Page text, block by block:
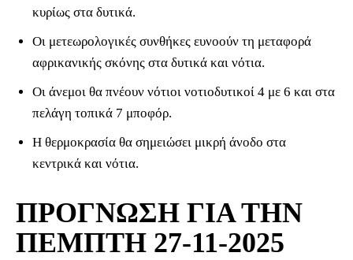
κυρίως στα δυτικά.
Οι μετεωρολογικές συνθήκες ευνοούν τη μεταφορά
αφρικανικής σκόνης στα δυτικά και νότια.
Οι άνεμοι θα πνέουν νότιοι νοτιοδυτικοί 4 με 6 και στα
πελάγη τοπικά 7 μποφόρ.
Η θερμοκρασία θα σημειώσει μικρή άνοδο στα
κεντρικά και νότια.
ΠΡΟΓΝΩΣΗ ΓΙΑ ΤΗΝ
ΠΕΜΠΤΗ 27-11-2025